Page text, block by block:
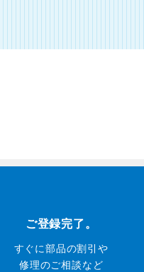
ご登録完了。
すぐに部品の割引や
修理のご相談など